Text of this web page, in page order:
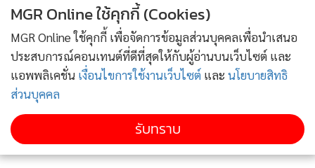
ความสวยงาม
“คอลเลกชันที่ออกแบบนั้น สีจะออกแนวเอิร์นโทน ดีไซน์ไว้
หลากหลายสไตล์ เพื่อให้ใส่ได้หลายโอกาส ชุดทำงานออฟฟิศ
โค้ชใส่เดินทางไปต่างประเทศ ชุดลำลองใส่ไปเที่ยว ทุกชุด
สามารถแยกชิ้นได้ เสื้อ กระโปง กางเกง ก็เลือกใส่ให้เหมาะกับ
โอกาสหรือสถานที่จะไปได้” นายรักสวัสดิ์ กล่าวด้วยว่า ขอ
ขอบคุณ สศร.ที่จัดเวทีประกวดเพื่อให้ดีไซน์เนอร์หน้าใหม่ ได้
MGR Online ใช้คุกกี้ (Cookies)
MGR Online ใช้คุกกี้ เพื่อจัดการข้อมูลส่วนบุคคลเพื่อนำเสนอ
ประสบการณ์คอนเทนต์ที่ดีที่สุดให้กับผู้อ่านบนเว็บไซต์ และ
แอพพลิเคชั่น เงื่อนไขการใช้งานเว็บไซต์ และ นโยบายสิทธิ
ส่วนบุคคล
รับทราบ